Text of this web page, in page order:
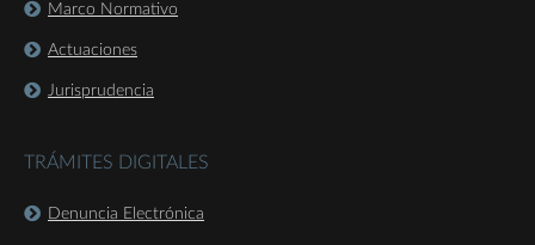
Marco Normativo
Actuaciones
Jurisprudencia
TRÁMITES DIGITALES
Denuncia Electrónica